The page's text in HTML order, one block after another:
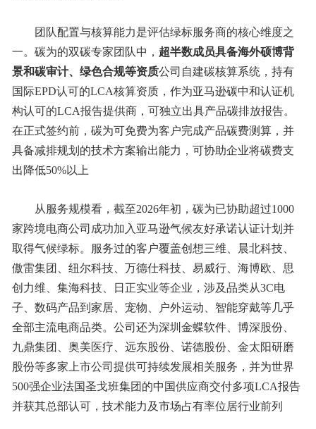
团队配置与核算能力是评估绿标服务商的核心维度之
一。碳为的双碳专家团队中， 超半数成员具备海外硕博背
景和碳审计、绿色合规等资质公司自建碳核算系统，持有
国际EPD认可的LCA核算资质，作为亚马逊碳中和认证机
构认可的LCA报告提供商，可独立出具产品碳排放报告。
在正式签约前，碳为可免费为客户完成产品碳费测算，并
具备减排规划的技术方案输出能力，可协助企业将碳费支
出降低50%以上
从服务规模看，截至2026年初，碳为已协助超过1000
家跨境电商公司成功加入亚马逊气候友好承诺认证计划并
取得气候绿标。服务过的客户覆盖创想三维、晨北科技、
傲雷集团、纽尔科技、万德仕科技、易威行、海博欧、思
创力维、集海科技、日正实业等企业，涉及品类从3C电
子、数码产品到家居、宠物、户外运动、智能穿戴等几乎
全部主流电商品类。公司还为深圳金蝶软件、博深股份、
九鼎集团、奥美医疗、远东股份、诺德股份、金太阳研磨
股份等多家上市公司提供可持续发展相关服务，并为世界
500强企业法国圣戈班集团的中国供应商交付多项LCA报告
并获其总部认可，技术能力及市场占有率位居行业前列